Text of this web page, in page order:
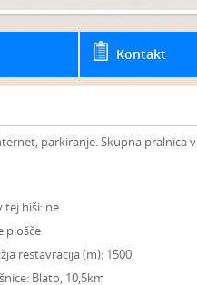
Kontakt
parkiranje. Skupna pralnica v
tej hiši: ne
plošče
restavracija (m): 1500
Blato, 10,5km